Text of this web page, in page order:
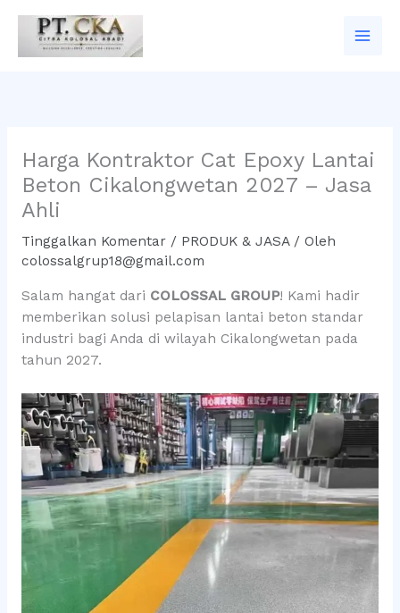
konten
Harga Kontraktor Cat Epoxy Lantai
Beton Cikalongwetan 2027 – Jasa
Ahli
Tinggalkan Komentar / PRODUK & JASA/ Oleh
colossalgrup18@gmail.com
Salam hangat dari COLOSSAL GROUP! Kami hadir
memberikan solusi pelapisan lantai beton standar
industri bagi Anda di wilayah Cikalongwetan pada
tahun 2027.